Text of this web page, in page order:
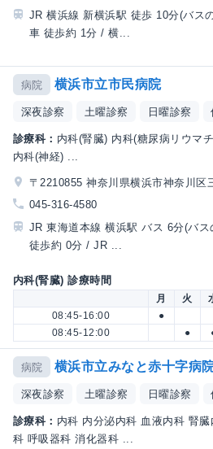
JR 横浜線 新横浜駅 徒歩 10分(バス
車 徒歩約 1分 / 横...
病院 横浜市立市民病院
深夜診察 土曜診察 日曜診察
診療科： 内科(腎臓) 内科(糖尿病リウマ
内科(神経) ...
〒2210855 神奈川県横浜市神奈川区
045-316-4580
JR 東海道本線 横浜駅 バス 6分(バ
徒歩約 0分 / JR ...
内科(腎臓) 診療時間
月 火
08:45-16:00
●
08:45-12:00
●
病院 横浜市立みなと赤十字病
深夜診察 土曜診察 日曜診察
診療科： 内科 内分泌内科 血液内科 腎
科 呼吸器科 消化器科 ...